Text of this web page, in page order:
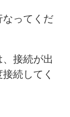
ってくだ
接続が出
続してく